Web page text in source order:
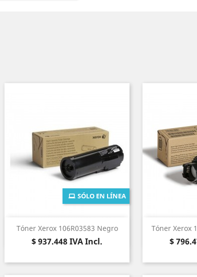
Tóner Xerox 106R03583 Negro
Precio
$ 937.448IVA Incl.
SÓLO EN LÍNEA
Vista rápida Tóner Xerox
Precio
$
